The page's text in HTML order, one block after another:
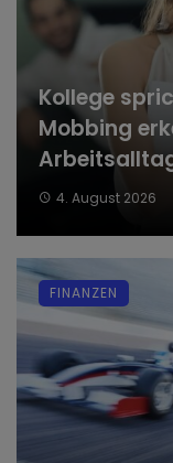
Kollege
Mobbing
4. August 2026
FINANZEN